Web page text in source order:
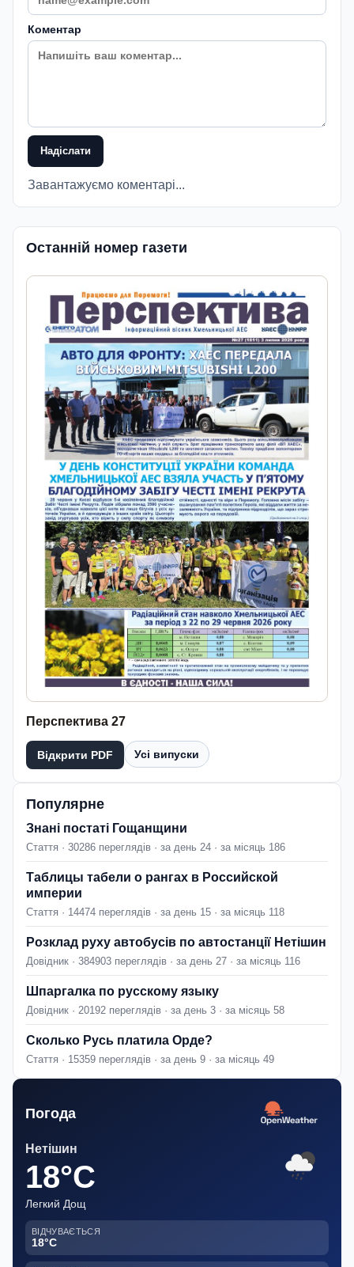
Коментар
Надіслати
Завантажуємо коментарі...
Останній номер газети
Перспектива 27
Відкрити PDF Усі випуски
Популярне
Знані постаті Гощанщини
Стаття · 30286 переглядів · за день 24 · за місяць 186
Таблицы табели о рангах в Российской
империи
Стаття · 14474 переглядів · за день 15 · за місяць 118
Розклад руху автобусів по автостанції Нетішин
Довідник · 384903 переглядів · за день 27 · за місяць 116
Шпаргалка по русскому языку
Довідник · 20192 переглядів · за день 3 · за місяць 58
Сколько Русь платила Орде?
Стаття · 15359 переглядів · за день 9 · за місяць 49
Погода
Нетішин
18°C
Легкий Дощ
ВІДЧУВАЄТЬСЯ
18°C